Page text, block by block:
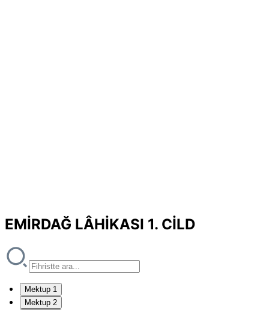
EMİRDAĞ LÂHİKASI 1. CİLD
Mektup 1
Mektup 2